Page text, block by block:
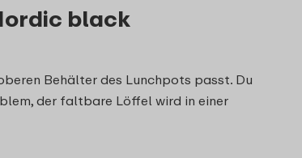
black
Behälter des Lunchpots passt. Du
der faltbare Löffel wird in einer